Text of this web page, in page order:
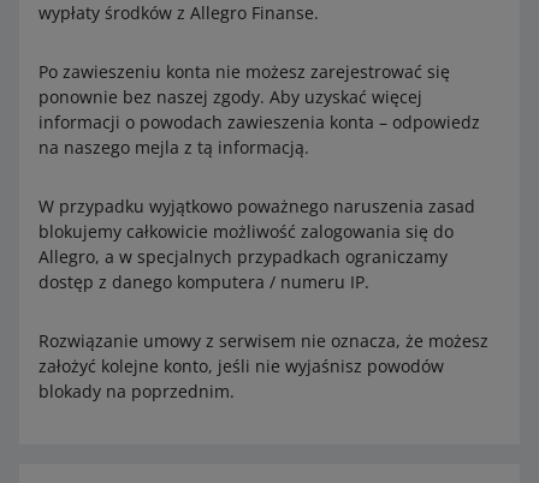
wypłaty środków z Allegro Finanse.
Po zawieszeniu konta nie możesz zarejestrować się
ponownie bez naszej zgody. Aby uzyskać więcej
informacji o powodach zawieszenia konta – odpowiedz
na naszego mejla z tą informacją.
W przypadku wyjątkowo poważnego naruszenia zasad
blokujemy całkowicie możliwość zalogowania się do
Allegro, a w specjalnych przypadkach ograniczamy
dostęp z danego komputera / numeru IP.
Rozwiązanie umowy z serwisem nie oznacza, że możesz
założyć kolejne konto, jeśli nie wyjaśnisz powodów
blokady na poprzednim.